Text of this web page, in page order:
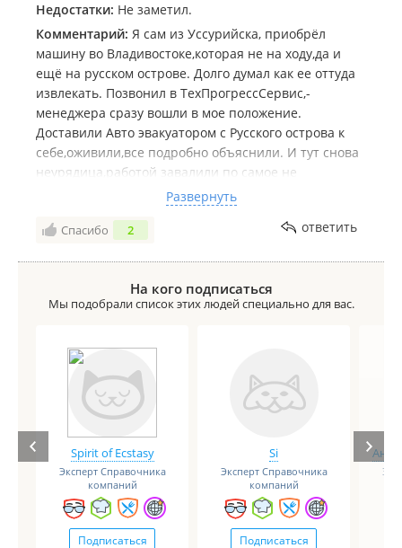
Недостатки: Не заметил.
Комментарий: Я сам из Уссурийска, приобрёл
машину во Владивостоке,которая не на ходу,да и
ещё на русском острове. Долго думал как ее оттуда
извлекать. Позвонил в ТехПрогрессСервис,-
менеджера сразу вошли в мое положение.
Доставили Авто эвакуатором с Русского острова к
себе,оживили,все подробно объяснили. И тут снова
неурядица,работой завалили по самое не
хочу,выбраться во Влад даже на выходных не мог.
Так они мне машину эвакуатором отправили.
Огромнейшее им за это спасибо!!! Рекомендую!!!
Развернуть
Спасибо 2 ответить
На кого подписаться
Мы подобрали список этих людей специально для вас.
Spirit of Ecstasy
Эксперт Справочника
компаний
Подписаться
Si
Эксперт Справочника
компаний
Подписаться